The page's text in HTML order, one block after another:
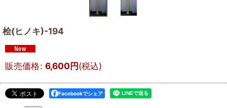
桧(ヒノキ)-194
販売価格: 6,600円(税込)
Facebookでシェア